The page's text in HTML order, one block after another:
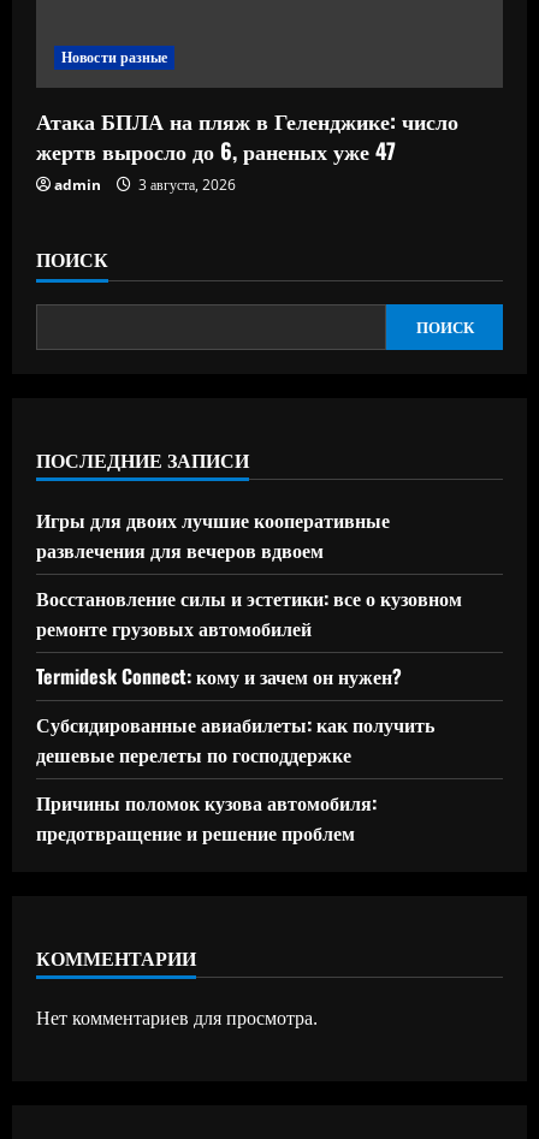
Новости разные
Атака БПЛА на пляж в Геленджике: число
жертв выросло до 6, раненых уже 47
admin 3 августа, 2026
ПОИСК
ПОИСК
ПОСЛЕДНИЕ ЗАПИСИ
Игры для двоих лучшие кооперативные
развлечения для вечеров вдвоем
Восстановление силы и эстетики: все о кузовном
ремонте грузовых автомобилей
Termidesk Connect: кому и зачем он нужен?
Субсидированные авиабилеты: как получить
дешевые перелеты по господдержке
Причины поломок кузова автомобиля:
предотвращение и решение проблем
КОММЕНТАРИИ
Нет комментариев для просмотра.